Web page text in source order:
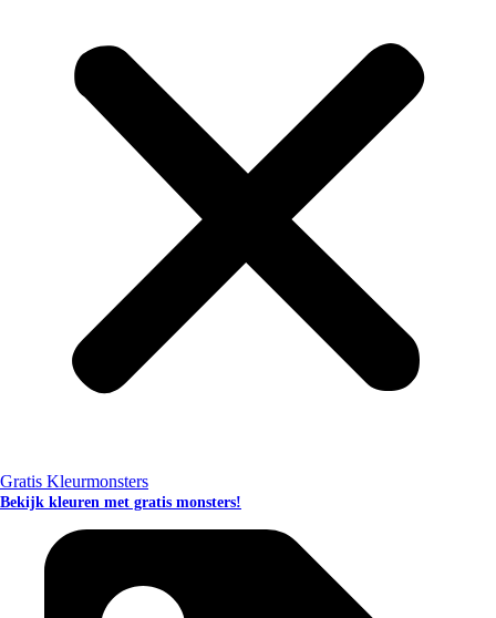
Gratis Kleurmonsters
Bekijk kleuren met gratis monsters!